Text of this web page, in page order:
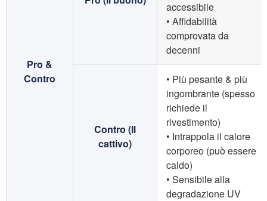
Pro &
Contro
accessibile
• Affidabilità
comprovata da
decenni
Contro (Il
cattivo)
• Più pesante & più
ingombrante (spesso
richiede il
rivestimento)
• Intrappola il calore
corporeo (può essere
caldo)
• Sensibile alla
degradazione UV